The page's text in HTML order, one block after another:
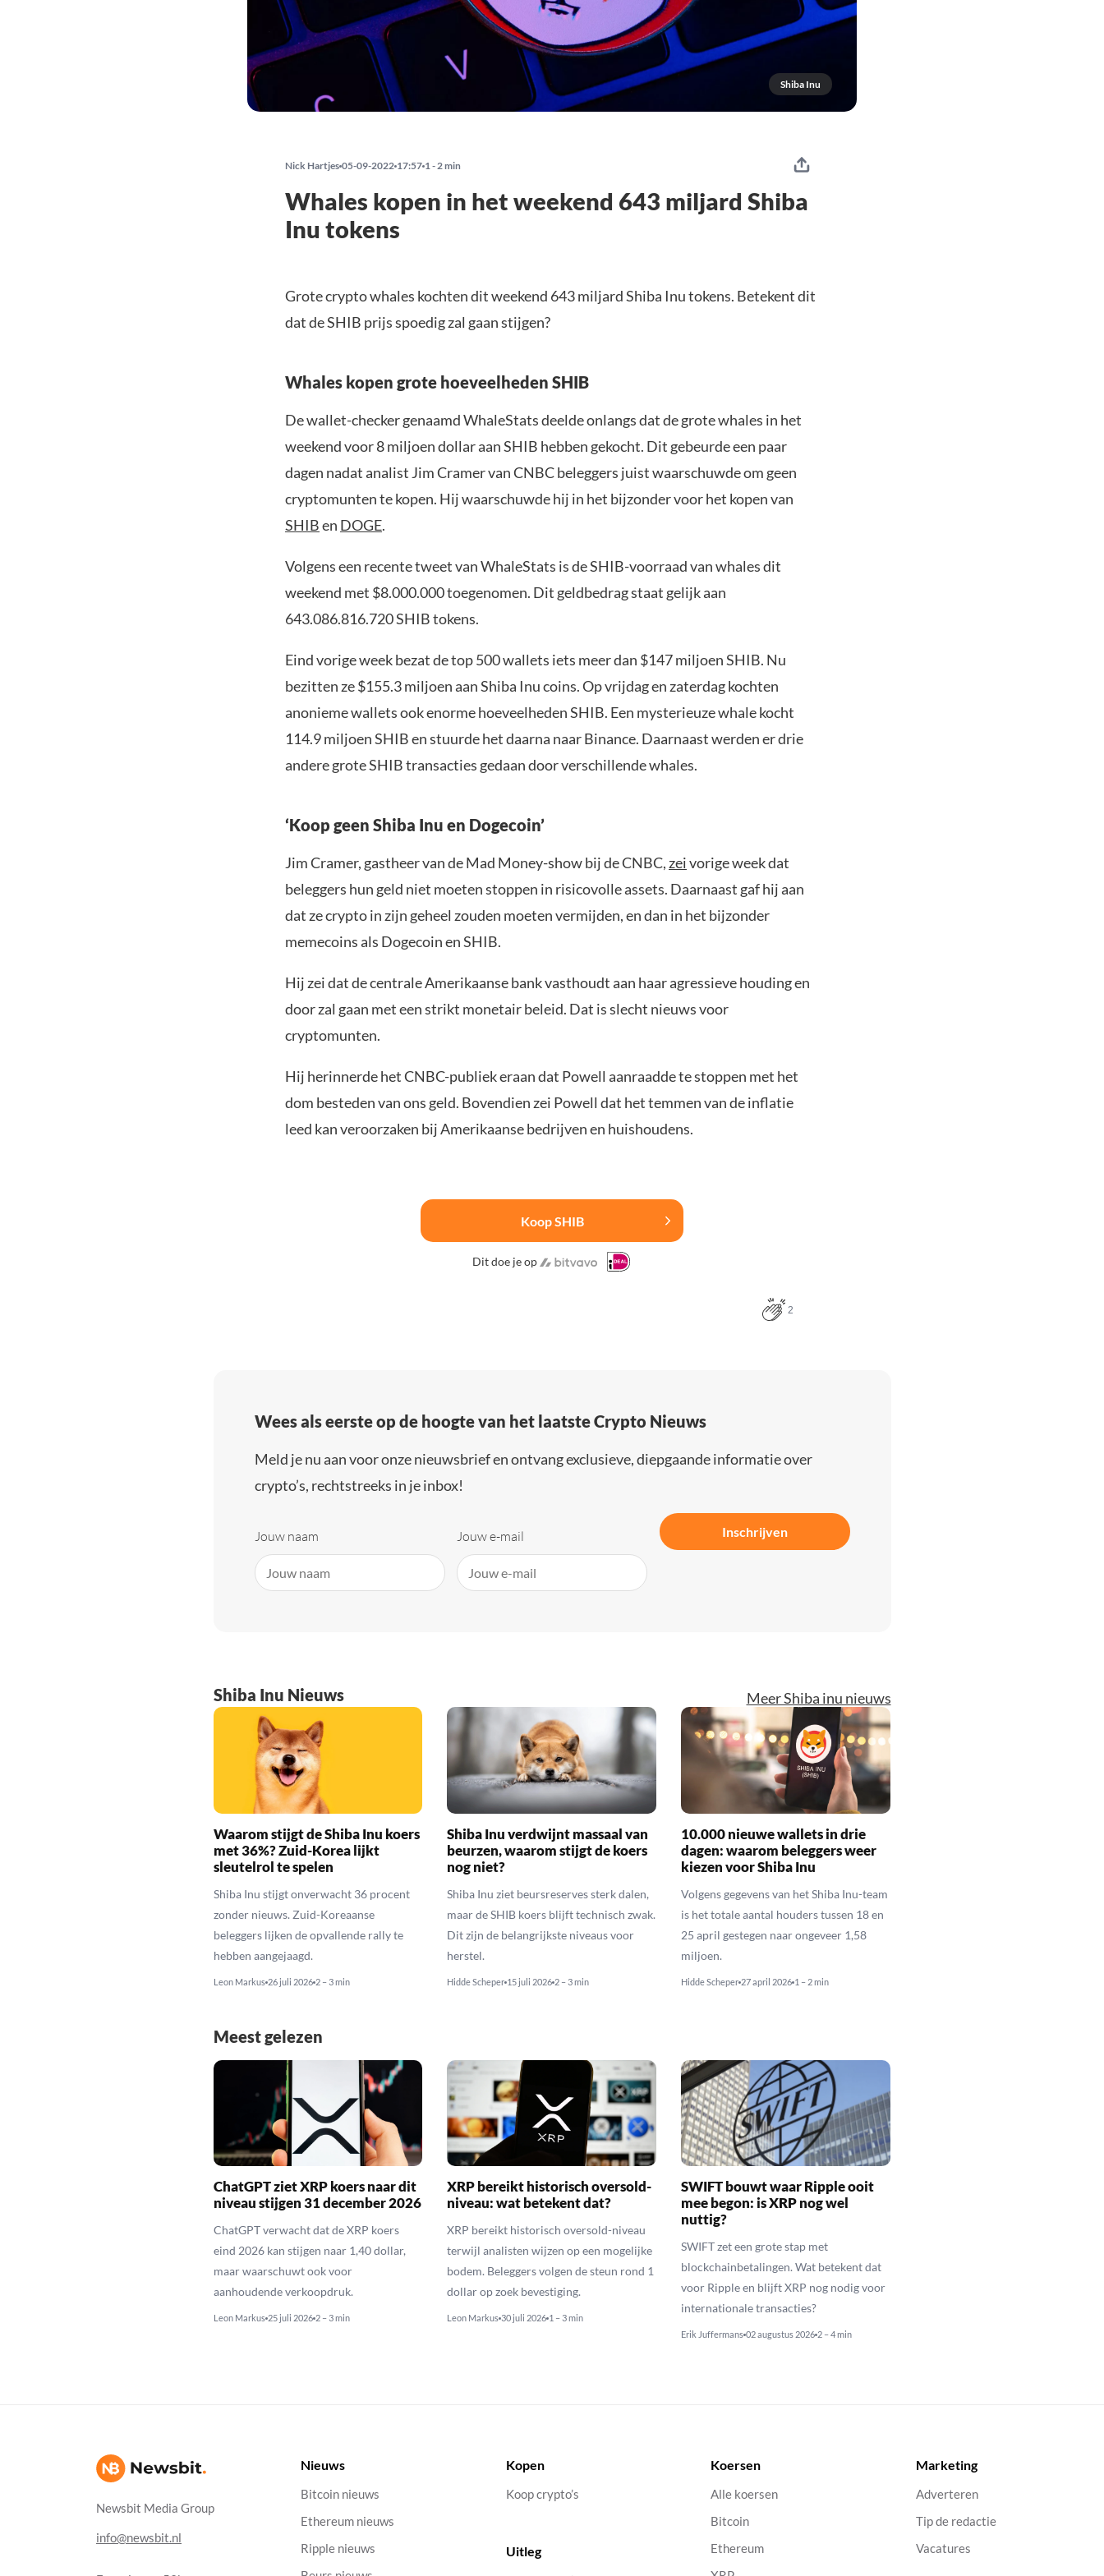
Shiba Inu
Nick Hartjes 05-09-2022 17:57 1 - 2 min
Whales kopen in het weekend 643 miljard Shiba
Inu tokens
Grote crypto whales kochten dit weekend 643 miljard Shiba Inu tokens. Betekent dit
dat de SHIB prijs spoedig zal gaan stijgen?
Whales kopen grote hoeveelheden SHIB
De wallet-checker genaamd WhaleStats deelde onlangs dat de grote whales in het
weekend voor 8 miljoen dollar aan SHIB hebben gekocht. Dit gebeurde een paar
dagen nadat analist Jim Cramer van CNBC beleggers juist waarschuwde om geen
cryptomunten te kopen. Hij waarschuwde hij in het bijzonder voor het kopen van
SHIBen DOGE.
Volgens een recente tweet van WhaleStats is de SHIB-voorraad van whales dit
weekend met $8.000.000 toegenomen. Dit geldbedrag staat gelijk aan
643.086.816.720 SHIB tokens.
Eind vorige week bezat de top 500 wallets iets meer dan $147 miljoen SHIB. Nu
bezitten ze $155.3 miljoen aan Shiba Inu coins. Op vrijdag en zaterdag kochten
anonieme wallets ook enorme hoeveelheden SHIB. Een mysterieuze whale kocht
114.9 miljoen SHIB en stuurde het daarna naar Binance. Daarnaast werden er drie
andere grote SHIB transacties gedaan door verschillende whales.
‘Koop geen Shiba Inu en Dogecoin’
Jim Cramer, gastheer van de Mad Money-show bij de CNBC, zeivorige week dat
beleggers hun geld niet moeten stoppen in risicovolle assets. Daarnaast gaf hij aan
dat ze crypto in zijn geheel zouden moeten vermijden, en dan in het bijzonder
memecoins als Dogecoin en SHIB.
Hij zei dat de centrale Amerikaanse bank vasthoudt aan haar agressieve houding en
door zal gaan met een strikt monetair beleid. Dat is slecht nieuws voor
cryptomunten.
Hij herinnerde het CNBC-publiek eraan dat Powell aanraadde te stoppen met het
dom besteden van ons geld. Bovendien zei Powell dat het temmen van de inflatie
leed kan veroorzaken bij Amerikaanse bedrijven en huishoudens.
Koop SHIB
Dit doe je op
2
Wees als eerste op de hoogte van het laatste Crypto Nieuws
Meld je nu aan voor onze nieuwsbrief en ontvang exclusieve, diepgaande informatie over
crypto’s, rechtstreeks in je inbox!
Jouw naam Jouw e-mail Inschrijven
Shiba Inu Nieuws Meer Shiba inu nieuws
Waarom stijgt de Shiba Inu koers
met 36%? Zuid-Korea lijkt
sleutelrol te spelen
Shiba Inu stijgt onverwacht 36 procent
zonder nieuws. Zuid-Koreaanse
beleggers lijken de opvallende rally te
hebben aangejaagd.
Leon Markus 26 juli 2026 2 – 3 min
Shiba Inu verdwijnt massaal van
beurzen, waarom stijgt de koers
nog niet?
Shiba Inu ziet beursreserves sterk dalen,
maar de SHIB koers blijft technisch zwak.
Dit zijn de belangrijkste niveaus voor
herstel.
Hidde Scheper 15 juli 2026 2 – 3 min
10.000 nieuwe wallets in drie
dagen: waarom beleggers weer
kiezen voor Shiba Inu
Volgens gegevens van het Shiba Inu-team
is het totale aantal houders tussen 18 en
25 april gestegen naar ongeveer 1,58
miljoen.
Hidde Scheper 27 april 2026 1 – 2 min
Meest gelezen
ChatGPT ziet XRP koers naar dit
niveau stijgen 31 december 2026
ChatGPT verwacht dat de XRP koers
eind 2026 kan stijgen naar 1,40 dollar,
maar waarschuwt ook voor
aanhoudende verkoopdruk.
Leon Markus 25 juli 2026 2 – 3 min
XRP bereikt historisch oversold-
niveau: wat betekent dat?
XRP bereikt historisch oversold-niveau
terwijl analisten wijzen op een mogelijke
bodem. Beleggers volgen de steun rond 1
dollar op zoek bevestiging.
Leon Markus 30 juli 2026 1 – 3 min
SWIFT bouwt waar Ripple ooit
mee begon: is XRP nog wel
nuttig?
SWIFT zet een grote stap met
blockchainbetalingen. Wat betekent dat
voor Ripple en blijft XRP nog nodig voor
internationale transacties?
Erik Juffermans 02 augustus 2026 2 – 4 min
Newsbit Media Group
info@newsbit.nl
Nieuws
Bitcoin nieuws
Ethereum nieuws
Ripple nieuws
Kopen
Koop crypto’s
Uitleg
Koersen
Alle koersen
Bitcoin
Ethereum
Marketing
Adverteren
Tip de redactie
Vacatures